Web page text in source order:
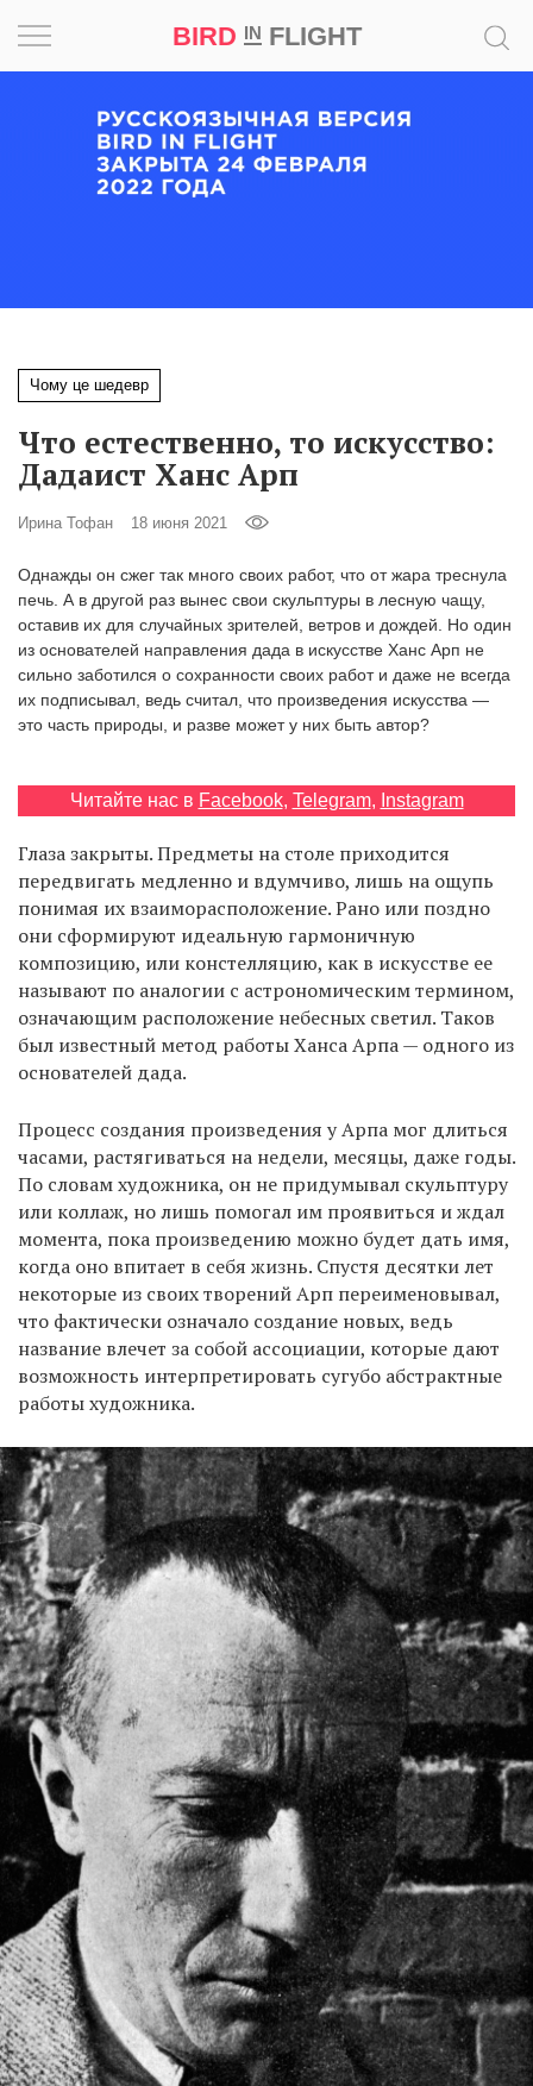
BIRD INFLIGHT
Чому це шедевр
Что естественно, то искусство:
Дадаист Ханс Арп
Ирина Тофан 18 июня 2021
Однажды он сжег так много своих работ, что от жара треснула
печь. А в другой раз вынес свои скульптуры в лесную чащу,
оставив их для случайных зрителей, ветров и дождей. Но один
из основателей направления дада в искусстве Ханс Арп не
сильно заботился о сохранности своих работ и даже не всегда
их подписывал, ведь считал, что произведения искусства —
это часть природы, и разве может у них быть автор?
Читайте нас в Facebook, Telegram, Instagram
Глаза закрыты. Предметы на столе приходится
передвигать медленно и вдумчиво, лишь на ощупь
понимая их взаиморасположение. Рано или поздно
они сформируют идеальную гармоничную
композицию, или констелляцию, как в искусстве ее
называют по аналогии с астрономическим термином,
означающим расположение небесных светил. Таков
был известный метод работы Ханса Арпа — одного из
основателей дада.
Процесс создания произведения у Арпа мог длиться
часами, растягиваться на недели, месяцы, даже годы.
По словам художника, он не придумывал скульптуру
или коллаж, но лишь помогал им проявиться и ждал
момента, пока произведению можно будет дать имя,
когда оно впитает в себя жизнь. Спустя десятки лет
некоторые из своих творений Арп переименовывал,
что фактически означало создание новых, ведь
название влечет за собой ассоциации, которые дают
возможность интерпретировать сугубо абстрактные
работы художника.